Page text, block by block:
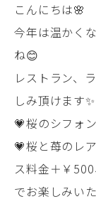
こんにちは🌸
今年は温かく
ね😊
レストラン、
しみ頂けます✨
💗桜のシフォ
💗桜と苺のレ
ス料金＋￥
でお楽しみい